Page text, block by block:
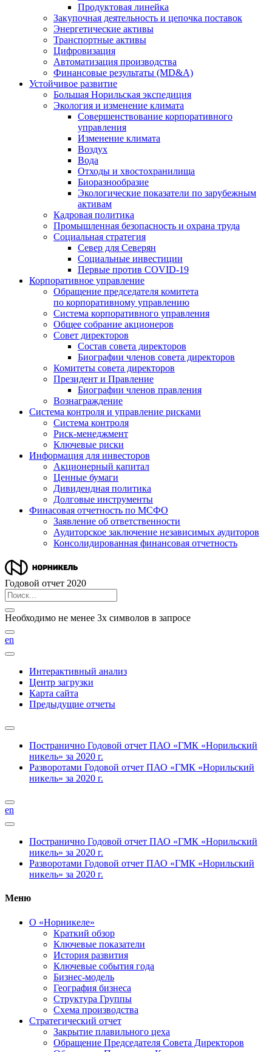
Продуктовая линейка
Закупочная деятельность и цепочка поставок
Энергетические активы
Транспортные активы
Цифровизация
Автоматизация производства
Финансовые результаты (MD&A)
Устойчивое развитие
Большая Норильская экспедиция
Экология и изменение климата
Совершенствование корпоративного
управления
Изменение климата
Воздух
Вода
Отходы и хвостохранилища
Биоразнообразие
Экологические показатели по зарубежным
активам
Кадровая политика
Промышленная безопасность и охрана труда
Социальная стратегия
Север для Северян
Социальные инвестиции
Первые против COVID‑19
Корпоративное управление
Обращение председателя комитета
по корпоративному управлению
Система корпоративного управления
Общее собрание акционеров
Совет директоров
Состав совета директоров
Биографии членов совета директоров
Комитеты совета директоров
Президент и Правление
Биографии членов правления
Вознаграждение
Система контроля и управление рисками
Система контроля
Риск-менеджмент
Ключевые риски
Информация для инвесторов
Акционерный капитал
Ценные бумаги
Дивидендная политика
Долговые инструменты
Финасовая отчетность по МСФО
Заявление об ответственности
Аудиторское заключение независимых аудиторов
Консолидированная финансовая отчетность
Годовой отчет 2020
Необходимо не менее 3х символов в запросе
en
Интерактивный анализ
Центр загрузки
Карта сайта
Предыдущие отчеты
Постранично Годовой отчет ПАО «ГМК «Норильский
никель» за 2020 г.
Разворотами Годовой отчет ПАО «ГМК «Норильский
никель» за 2020 г.
en
Постранично Годовой отчет ПАО «ГМК «Норильский
никель» за 2020 г.
Разворотами Годовой отчет ПАО «ГМК «Норильский
никель» за 2020 г.
Меню
О «Норникеле»
Краткий обзор
Ключевые показатели
История развития
Ключевые события года
Бизнес-модель
География бизнеса
Структура Группы
Схема производства
Стратегический отчет
Закрытие плавильного цеха
Обращение Председателя Совета Директоров